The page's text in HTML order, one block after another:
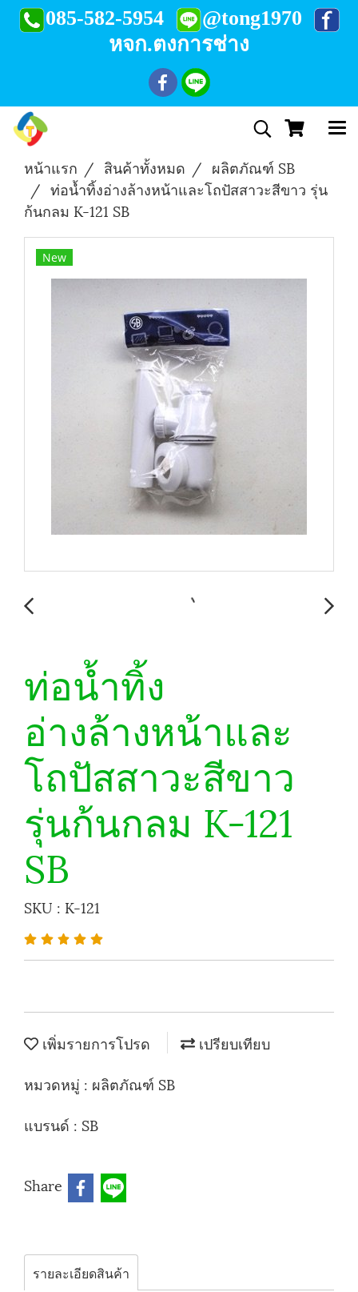
085-582-5954
@tong1970
หจก.ตงการช่าง
หน้าแรก สินค้าทั้งหมด
ผลิตภัณฑ์ SB
ท่อน้ำทิ้งอ่างล้างหน้าและโถปัสสาวะสีขาว รุ่น
ก้นกลม K-121 SB
New
ท่อน้ำทิ้ง
อ่างล้างหน้าและ
โถปัสสาวะสีขาว
รุ่นก้นกลม K-121
SB
SKU : K-121
เพิ่มรายการโปรด
เปรียบเทียบ
หมวดหมู่ : ผลิตภัณฑ์ SB
แบรนด์ : SB
Share
รายละเอียดสินค้า